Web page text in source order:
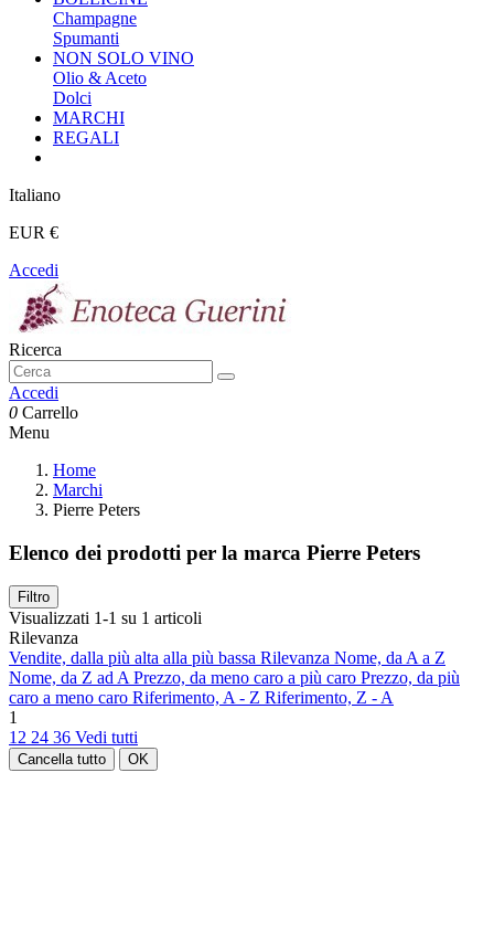
Champagne
Spumanti
NON SOLO VINO
Olio & Aceto
Dolci
MARCHI
REGALI
Italiano
EUR €
Accedi
Ricerca
Accedi
0 Carrello
Menu
Home
Marchi
Pierre Peters
Elenco dei prodotti per la marca Pierre Peters
Filtro
Visualizzati 1-1 su 1 articoli
Rilevanza
Vendite, dalla più alta alla più bassa Rilevanza Nome, da A a Z
Nome, da Z ad APrezzo, da meno caro a più caro Prezzo, da più
caro a meno caro Riferimento, A - Z Riferimento, Z - A
1
12 24 36 Vedi tutti
Cancella tutto OK